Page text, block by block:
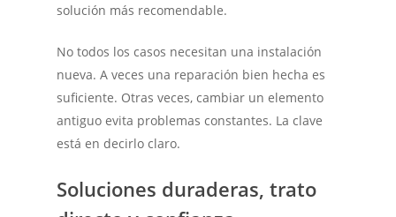
solución más recomendable.
No todos los casos necesitan una instalación
nueva. A veces una reparación bien hecha es
suficiente. Otras veces, cambiar un elemento
antiguo evita problemas constantes. La clave
está en decirlo claro.
Soluciones duraderas, trato